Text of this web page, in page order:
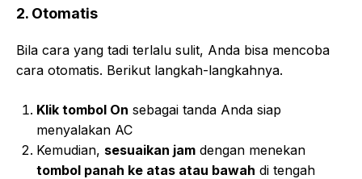
2. Otomatis
Bila cara yang tadi terlalu sulit, Anda bisa mencoba
cara otomatis. Berikut langkah-langkahnya.
Klik tombol On sebagai tanda Anda siap
menyalakan AC
Kemudian, sesuaikan jam dengan menekan
tombol panah ke atas atau bawah di tengah